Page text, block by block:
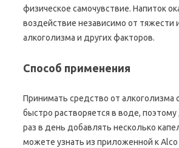
физическое самочувствие. Напиток
воздействие независимо от тяжести
алкоголизма и других факторов.
Способ применения
Принимать средство от алкоголизма
быстро растворяется в воде,
раз в день добавлять несколько
можете узнать из приложенной к Alco